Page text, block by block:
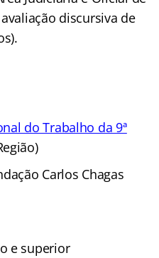
discursiva de
do Trabalho da 9ª
Carlos Chagas
e superior